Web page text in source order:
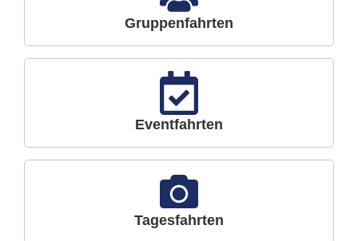
Gruppenfahrten
Eventfahrten
Tagesfahrten